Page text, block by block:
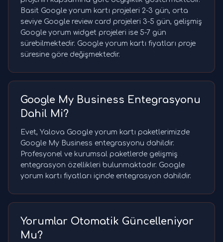
Basit Google yorum kartı projeleri 2-3 gün, orta
seviye Google review card projeleri 3-5 gün, gelişmiş
Google yorum widget projeleri ise 5-7 gün
sürebilmektedir. Google yorum kartı fiyatları proje
süresine göre değişmektedir.
Google My Business Entegrasyonu
Dahil Mi?
Evet, Yalova Google yorum kartı paketlerimizde
Google My Business entegrasyonu dahildir.
Profesyonel ve kurumsal paketlerde gelişmiş
entegrasyon özellikleri bulunmaktadır. Google
yorum kartı fiyatları içinde entegrasyon dahildir.
Yorumlar Otomatik Güncelleniyor
Mu?